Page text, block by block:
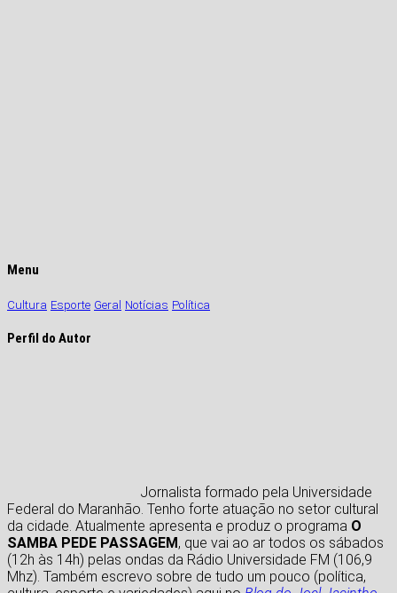
Menu
Cultura Esporte Geral Notícias Política
Perfil do Autor
Jornalista formado pela Universidade
Federal do Maranhão. Tenho forte atuação no setor cultural
da cidade. Atualmente apresenta e produz o programa O
SAMBA PEDE PASSAGEM, que vai ao ar todos os sábados
(12h às 14h) pelas ondas da Rádio Universidade FM (106,9
Mhz). Também escrevo sobre de tudo um pouco (política,